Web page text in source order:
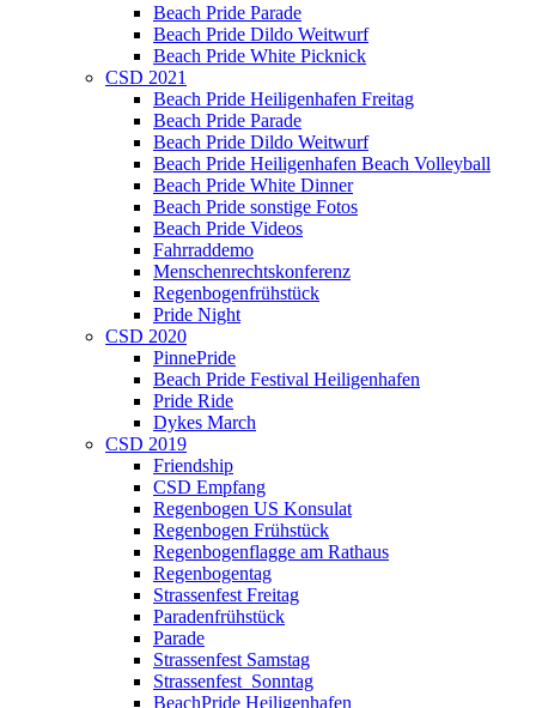
Beach Pride Parade
Beach Pride Dildo Weitwurf
Beach Pride White Picknick
CSD 2021
Beach Pride Heiligenhafen Freitag
Beach Pride Parade
Beach Pride Dildo Weitwurf
Beach Pride Heiligenhafen Beach Volleyball
Beach Pride White Dinner
Beach Pride sonstige Fotos
Beach Pride Videos
Fahrraddemo
Menschenrechtskonferenz
Regenbogenfrühstück
Pride Night
CSD 2020
PinnePride
Beach Pride Festival Heiligenhafen
Pride Ride
Dykes March
CSD 2019
Friendship
CSD Empfang
Regenbogen US Konsulat
Regenbogen Frühstück
Regenbogenflagge am Rathaus
Regenbogentag
Strassenfest Freitag
Paradenfrühstück
Parade
Strassenfest Samstag
Strassenfest_Sonntag
BeachPride Heiligenhafen